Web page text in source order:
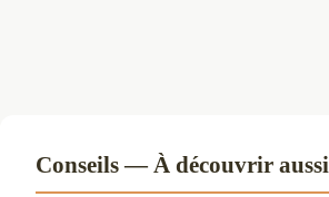
Conseils — À découvrir aussi